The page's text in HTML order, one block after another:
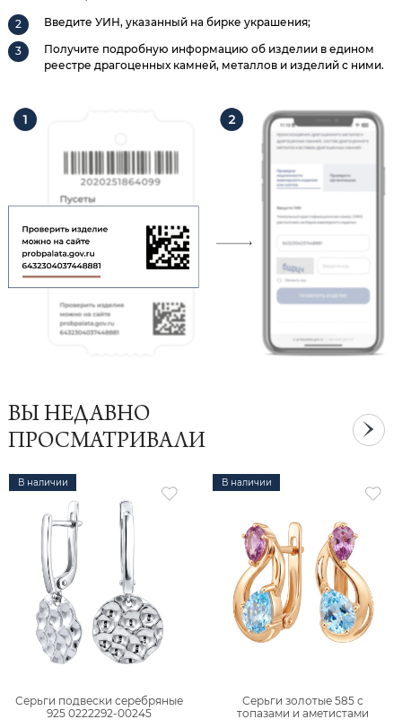
Введите УИН, указанный на бирке украшения;
Получите подробную информацию об изделии в едином
реестре драгоценных камней, металлов и изделий с ними.
ВЫ НЕДАВНО
ПРОСМАТРИВАЛИ
В наличии
Серьги подвески серебряные
925 0222292-00245
В наличии
Серьги золотые 585 с
топазами и аметистами